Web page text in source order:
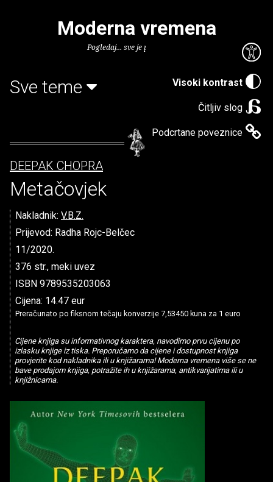
Visoki kontrast
Čitljiv slog
Podcrtane poveznice
Moderna vremena
Pogledaj... sve je puno knjiga.
Sve teme
DEEPAK CHOPRA
Metačovjek
Nakladnik: V.B.Z.
Prijevod: Radha Rojc-Belčec
11/2020.
376 str., meki uvez
ISBN 9789535203063
Cijena: 14.47 eur
Preračunato po fiksnom tečaju konverzije 7,53450 kuna za 1 euro
Cijene knjiga su informativnog karaktera, navodimo prvu cijenu po
izlasku knjige iz tiska. Preporučamo da cijene i dostupnost knjiga
provjerite kod nakladnika ili u knjižarama! Moderna vremena više se ne
bave prodajom knjiga, potražite ih u knjižarama, antikvarijatima ili u
knjižnicama.